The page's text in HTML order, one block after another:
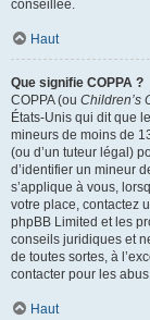
conseillée.
Haut
Que signifie COPPA ?
COPPA (ou Children’s
États-Unis qui dit que
mineurs de moins de
(ou d’un tuteur légal)
d’identifier un mineur
s’applique à vous,
votre place, contactez
phpBB Limited et les
conseils juridiques et
de toutes sortes, à
contacter pour les
Haut